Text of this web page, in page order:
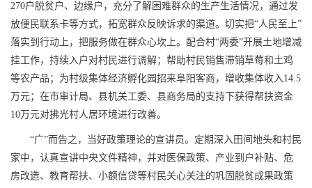
270户脱贫户、边缘户，充分了解困难群众的生产生活情况，通过发
放便民联系卡等方式，拓宽群众反映诉求的渠道。切实把“人民至上”
落实到行动上，把服务做在群众心坎上。配合村“两委”开展土地增减
挂工作，持续入户对村民进行调解；帮助村民销售滞销草莓和土鸡
等农产品；为村级集体经济孵化园招来阜阳客商，增收集体收入14.5
万元；在市审计局、县机关工委、县商务局的支持下获得帮扶资金
10万元对拂光村人居环境进行改善。
“广”而告之，当好政策理论的宣讲员。定期深入田间地头和村民
家中，认真宣讲中央文件精神，并对医保政策、产业到户补贴、危
房改造、教育帮扶、小额信贷等村民关心关注的巩固脱贫成果政策